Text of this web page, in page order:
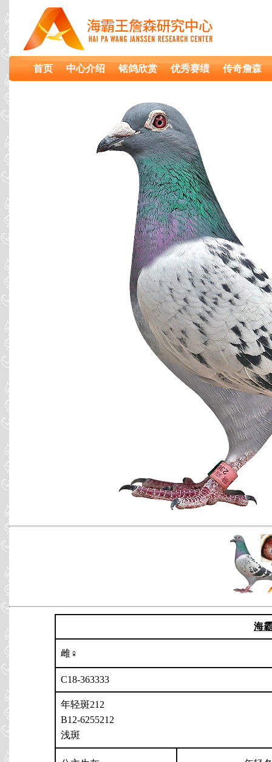
首页 中心介绍 铭鸽欣赏 优秀赛绩 传奇詹森
海
雌♀
C18-363333
年轻斑212
B12-6255212
浅斑